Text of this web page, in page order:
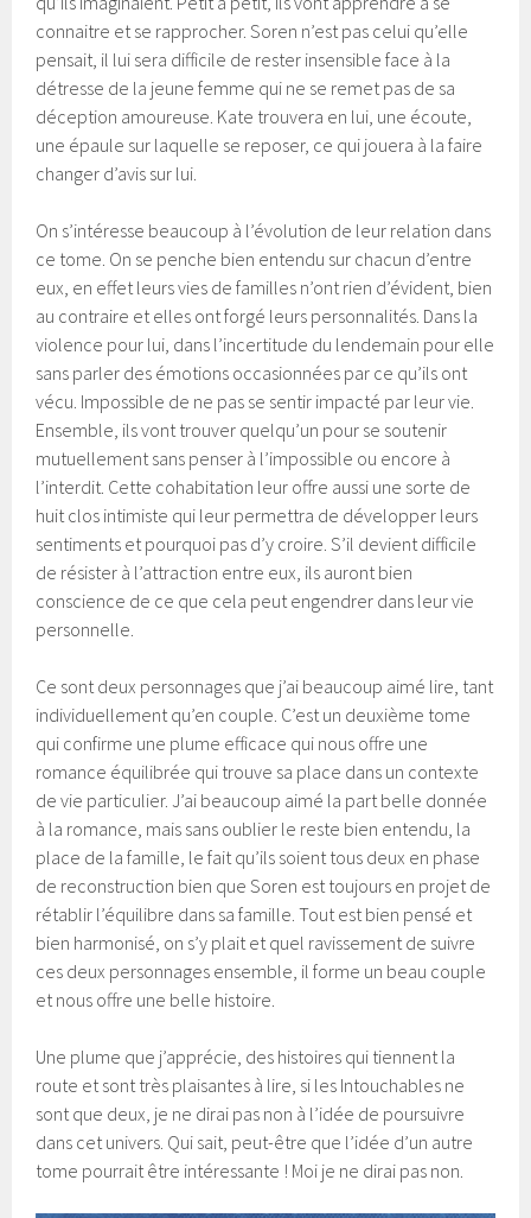
connaitre et se rapprocher. Soren n’est pas celui qu’elle
pensait, il lui sera difficile de rester insensible face à la
détresse de la jeune femme qui ne se remet pas de sa
déception amoureuse. Kate trouvera en lui, une écoute,
une épaule sur laquelle se reposer, ce qui jouera à la faire
changer d’avis sur lui.
On s’intéresse beaucoup à l’évolution de leur relation dans
ce tome. On se penche bien entendu sur chacun d’entre
eux, en effet leurs vies de familles n’ont rien d’évident, bien
au contraire et elles ont forgé leurs personnalités. Dans la
violence pour lui, dans l’incertitude du lendemain pour elle
sans parler des émotions occasionnées par ce qu’ils ont
vécu. Impossible de ne pas se sentir impacté par leur vie.
Ensemble, ils vont trouver quelqu’un pour se soutenir
mutuellement sans penser à l’impossible ou encore à
l’interdit. Cette cohabitation leur offre aussi une sorte de
huit clos intimiste qui leur permettra de développer leurs
sentiments et pourquoi pas d’y croire. S’il devient difficile
de résister à l’attraction entre eux, ils auront bien
conscience de ce que cela peut engendrer dans leur vie
personnelle.
Ce sont deux personnages que j’ai beaucoup aimé lire, tant
individuellement qu’en couple. C’est un deuxième tome
qui confirme une plume efficace qui nous offre une
romance équilibrée qui trouve sa place dans un contexte
de vie particulier. J’ai beaucoup aimé la part belle donnée
à la romance, mais sans oublier le reste bien entendu, la
place de la famille, le fait qu’ils soient tous deux en phase
de reconstruction bien que Soren est toujours en projet de
rétablir l’équilibre dans sa famille. Tout est bien pensé et
bien harmonisé, on s’y plait et quel ravissement de suivre
ces deux personnages ensemble, il forme un beau couple
et nous offre une belle histoire.
Une plume que j’apprécie, des histoires qui tiennent la
route et sont très plaisantes à lire, si les Intouchables ne
sont que deux, je ne dirai pas non à l’idée de poursuivre
dans cet univers. Qui sait, peut-être que l’idée d’un autre
tome pourrait être intéressante ! Moi je ne dirai pas non.